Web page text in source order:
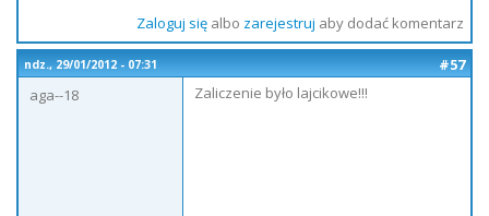
Zaloguj sięalbo zarejestruj aby dodać komentarz
ndz., 29/01/2012 - 07:31
#57
aga--18
Zaliczenie było lajcikowe!!!